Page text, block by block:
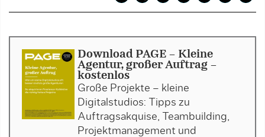
Download PAGE - Kleine
Agentur, großer Auftrag -
kostenlos
Große Projekte – kleine
Digitalstudios: Tipps zu
Auftragsakquise, Teambuilding,
Projektmanagement und